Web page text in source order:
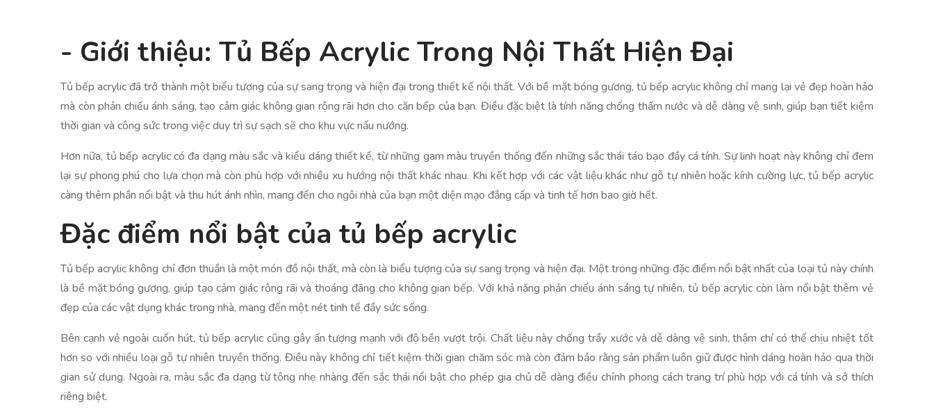
- Giới thiệu: Tủ Bếp Acrylic Trong Nội Thất Hiện Đại
Tủ bếp acrylic đã trở thành một biểu tượng của sự sang trọng và hiện đại trong thiết kế nội thất. Với bề mặt bóng gương, tủ bếp acrylic không chỉ mang lại vẻ đẹp hoàn hảo
mà còn phản chiếu ánh sáng, tạo cảm giác không gian rộng rãi hơn cho căn bếp của bạn. Điều đặc biệt là tính năng chống thấm nước và dễ dàng vệ sinh, giúp bạn tiết kiệm
thời gian và công sức trong việc duy trì sự sạch sẽ cho khu vực nấu nướng.
Hơn nữa, tủ bếp acrylic có đa dạng màu sắc và kiểu dáng thiết kế, từ những gam màu truyền thống đến những sắc thái táo bạo đầy cá tính. Sự linh hoạt này không chỉ đem
lại sự phong phú cho lựa chọn mà còn phù hợp với nhiều xu hướng nội thất khác nhau. Khi kết hợp với các vật liệu khác như gỗ tự nhiên hoặc kính cường lực, tủ bếp acrylic
càng thêm phần nổi bật và thu hút ánh nhìn, mang đến cho ngôi nhà của bạn một diện mạo đẳng cấp và tinh tế hơn bao giờ hết.
Đặc điểm nổi bật của tủ bếp acrylic
Tủ bếp acrylic không chỉ đơn thuần là một món đồ nội thất, mà còn là biểu tượng của sự sang trọng và hiện đại. Một trong những đặc điểm nổi bật nhất của loại tủ này chính
là bề mặt bóng gương, giúp tạo cảm giác rộng rãi và thoáng đãng cho không gian bếp. Với khả năng phản chiếu ánh sáng tự nhiên, tủ bếp acrylic còn làm nổi bật thêm vẻ
đẹp của các vật dụng khác trong nhà, mang đến một nét tinh tế đầy sức sống.
Bên cạnh vẻ ngoài cuốn hút, tủ bếp acrylic cũng gây ấn tượng mạnh với độ bền vượt trội. Chất liệu này chống trầy xước và dễ dàng vệ sinh, thậm chí có thể chịu nhiệt tốt
hơn so với nhiều loại gỗ tự nhiên truyền thống. Điều này không chỉ tiết kiệm thời gian chăm sóc mà còn đảm bảo rằng sản phẩm luôn giữ được hình dáng hoàn hảo qua thời
gian sử dụng. Ngoài ra, màu sắc đa dạng từ tông nhẹ nhàng đến sắc thái nổi bật cho phép gia chủ dễ dàng điều chỉnh phong cách trang trí phù hợp với cá tính và sở thích
riêng biệt.